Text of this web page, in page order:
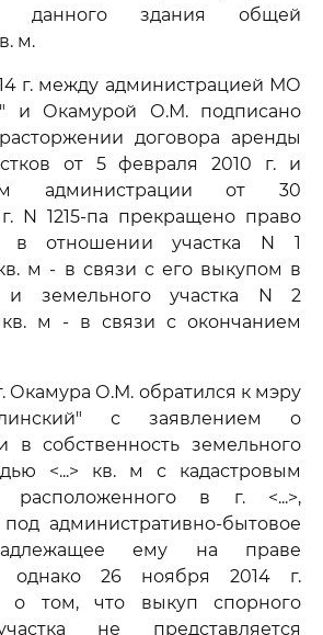
данного здания общей
м.
г. между администрацией МО
и Окамурой О.М. подписано
договора аренды
от 5 февраля 2010 г. и
администрации от 30
N 1215-па прекращено право
в отношении участка N 1
м - в связи с его выкупом в
и земельного участка N 2
кв. м - в связи с окончанием
Окамура О.М. обратился к мэру
с заявлением о
в собственность земельного
<...> кв. м с кадастровым
расположенного в г. <...>,
под административно-бытовое
ему на праве
однако 26 ноября 2014 г.
о том, что выкуп спорного
не представляется